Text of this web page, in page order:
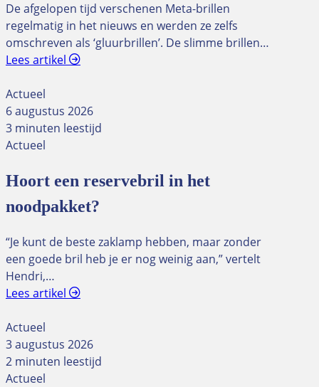
De afgelopen tijd verschenen Meta-brillen
regelmatig in het nieuws en werden ze zelfs
omschreven als ‘gluurbrillen’. De slimme brillen…
Lees artikel
Actueel
6 augustus 2026
3 minuten leestijd
Actueel
Hoort een reservebril in het
noodpakket?
“Je kunt de beste zaklamp hebben, maar zonder
een goede bril heb je er nog weinig aan,” vertelt
Hendri,…
Lees artikel
Actueel
3 augustus 2026
2 minuten leestijd
Actueel